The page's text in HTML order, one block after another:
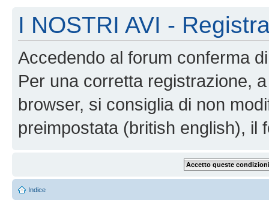
I NOSTRI AVI -
Accedendo al forum conferma
Per una corretta registrazione,
browser, si consiglia di non
preimpostata (british english), il
Indice